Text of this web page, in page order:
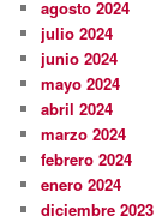
agosto 2024
julio 2024
junio 2024
mayo 2024
abril 2024
marzo 2024
febrero 2024
enero 2024
diciembre 2023